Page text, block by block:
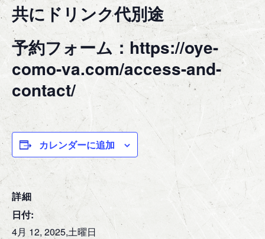
共にドリンク代別途
予約フォーム：https://oye-
como-va.com/access-and-
contact/
カレンダーに追加
詳細
日付:
4月 12, 2025,土曜日